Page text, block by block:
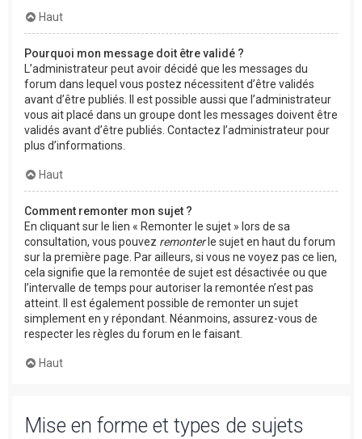
Haut
Pourquoi mon message doit être validé ?
L’administrateur peut avoir décidé que les messages du
forum dans lequel vous postez nécessitent d’être validés
avant d’être publiés. Il est possible aussi que l’administrateur
vous ait placé dans un groupe dont les messages doivent être
validés avant d’être publiés. Contactez l’administrateur pour
plus d’informations.
Haut
Comment remonter mon sujet ?
En cliquant sur le lien « Remonter le sujet » lors de sa
consultation, vous pouvez remonterle sujet en haut du forum
sur la première page. Par ailleurs, si vous ne voyez pas ce lien,
cela signifie que la remontée de sujet est désactivée ou que
l’intervalle de temps pour autoriser la remontée n’est pas
atteint. Il est également possible de remonter un sujet
simplement en y répondant. Néanmoins, assurez-vous de
respecter les règles du forum en le faisant.
Haut
Mise en forme et types de sujets